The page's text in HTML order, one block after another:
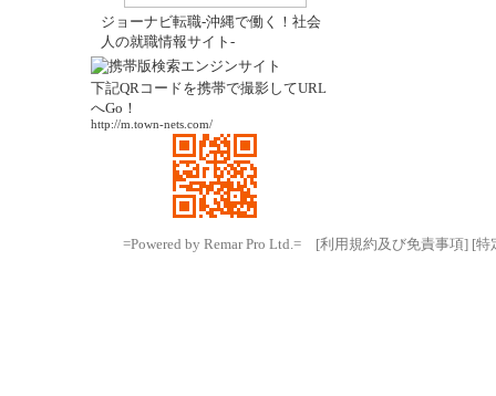
ジョーナビ転職-沖縄で働く！社会
人の就職情報サイト-
下記QRコードを携帯で撮影してURL
へGo！
http://m.town-nets.com/
=Powered by Remar Pro Ltd.= [利用規約及び免責事項] [特